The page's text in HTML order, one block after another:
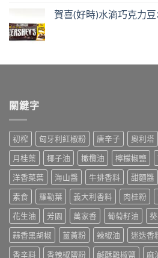
賀喜(好時)水滴巧克力
關鍵字
初榨 匈牙利紅椒粉 唐辛子 奧利塔
月桂葉
椰子油 橄欖油 檸檬椒鹽
洋香菜葉
海山醬 牛排香料 甜麵醬
素食
羅勒葉 義大利香料 肉桂粉
花生油
芳園 萬家香 葡萄籽油
蒜香黑胡椒
薑黃粉 辣椒油 迷迭香
香辛料
香辣椒鹽粉 鹹酥雞椒鹽 麻